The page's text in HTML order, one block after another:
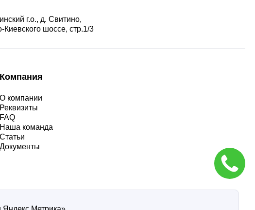
г.о., д. Свитино,
Киевского шоссе, стр.1/3
Компания
О компании
Реквизиты
FAQ
Наша команда
Статьи
Документы